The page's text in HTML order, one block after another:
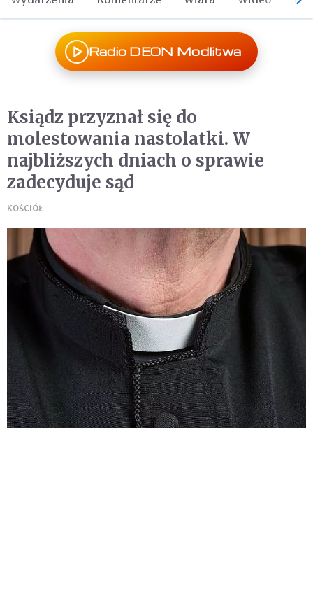
Radio DEON Modlitwa
Ksiądz przyznał się do
molestowania nastolatki. W
najbliższych dniach o sprawie
zadecyduje sąd
KOŚCIÓŁ